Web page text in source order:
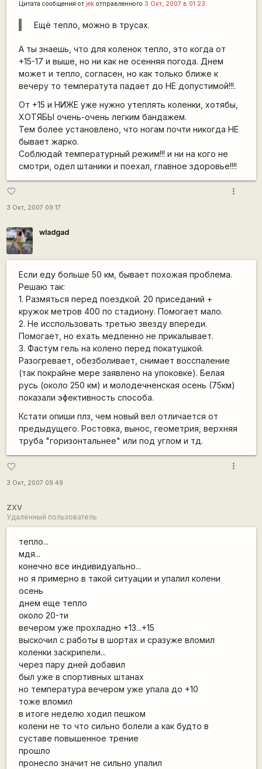
Цитата сообщения от jekотправленного 3 Окт, 2007 в 01:23
Ещё тепло, можно в трусах.
А ты знаешь, что для коленок тепло, это когда от
+15-17 и выше, но ни как не осенняя погода. Днем
может и тепло, согласен, но как только ближе к
вечеру то температута падает до НЕ допустимой!!!.
От +15 и НИЖЕ уже нужно утеплять коленки, хотябы,
ХОТЯБЫ очень-очень легким бандажем.
Тем более установлено, что ногам почти никогда НЕ
бывает жарко.
Соблюдай температурный режим!!! и ни на кого не
смотри, одел штаники и поехал, главное здоровье!!!!
favorite_border
3 Окт, 2007 09:17
more_vert
wladgad
Если еду больше 50 км, бывает похожая проблема.
Решаю так:
1. Размяться перед поездкой. 20 приседаний +
кружок метров 400 по стадиону. Помогает мало.
2. Не исспользовать третью звезду впереди.
Помогает, но ехать медленно не прикалывает.
3. Фастум гель на колено перед покатушкой.
Разогревает, обезболивает, снимает восспаление
(так покрайне мере заявлено на упоковке). Белая
русь (около 250 км) и молодечненская осень (75км)
показали эфективность способа.
Кстати опиши плз, чем новый вел отличается от
предыдущего. Ростовка, вынос, геометрия, верхняя
труба "горизонтальнее" или под углом и тд.
favorite_border
3 Окт, 2007 09:49
more_vert
ZXV
Удалённый пользователь
тепло...
мдя...
конечно все индивидуально...
но я примерно в такой ситуации и упалил колени
осень
днем еще тепло
около 20-ти
вечером уже прохладно +13...+15
выскочил с работы в шортах и сразуже вломил
коленки заскрипели...
через пару дней добавил
был уже в спортивных штанах
но температура вечером уже упала до +10
тоже вломил
в итоге неделю ходил пешком
колени не то что сильно болели а как будто в
суставе повышенное трение
прошло
пронесло значит не сильно упалил